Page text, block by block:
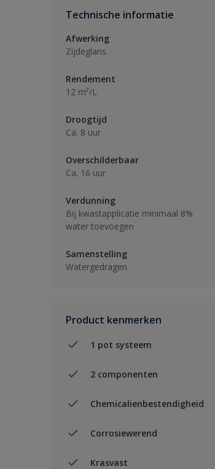
Technische informatie
Afwerking
Zijdeglans
Rendement
12 m²/L
Droogtijd
Ca. 8 uur
Overschilderbaar
Ca. 16 uur
Verdunning
Bij kwastapplicatie minimaal 8%
water toevoegen
Samenstelling
Watergedragen
Product kenmerken
1 pot systeem
2 componenten
Chemicalienbestendigheid
Corrosiewerend
Krasvast